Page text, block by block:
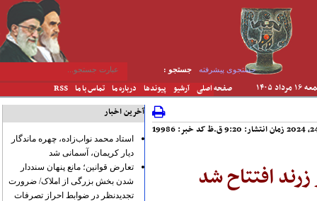
جستجوی پیشرفته جستجو :
صفحه اصلی آرشیو پیوندها درباره ما تماس با ما RSS ۱۴۰۵
کد خبر: 19986
افتتاح شد
آخرین اخبار
استاد محمد نواب‌زاده، چهره ماندگار
دیار کریمان، آسمانی شد
تعارض قوانین؛ مانع پنهان سنددار
شدن بخش بزرگی از املاک/ ضرورت
تجدیدنظر در ضوابط احراز تصرفات